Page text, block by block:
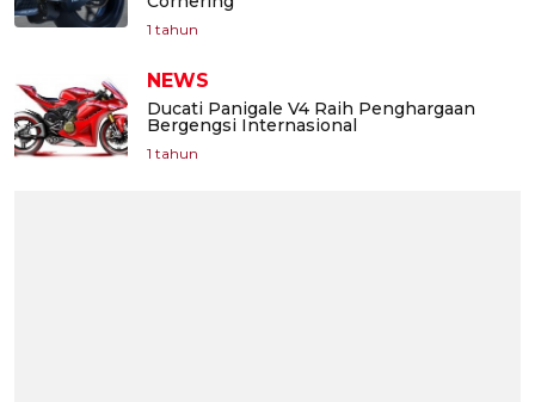
1 tahun
NEWS
Ducati Panigale V4 Raih Penghargaan
Bergengsi Internasional
1 tahun